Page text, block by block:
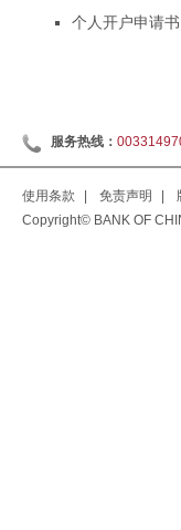
个人开户申请
服务热线：
使用条款 免责声明
Copyright© BANK OF